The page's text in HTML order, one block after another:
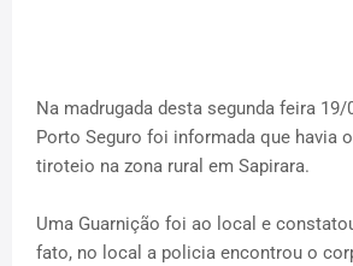
Na madrugada desta segunda feira
Porto Seguro foi informada que havia
tiroteio na zona rural em Sapirara.
Uma Guarnição foi ao local e
fato, no local a policia encontrou o